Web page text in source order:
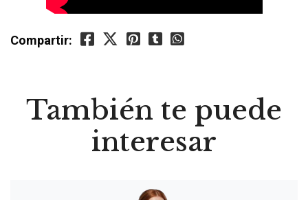
Compartir:
También te puede
interesar